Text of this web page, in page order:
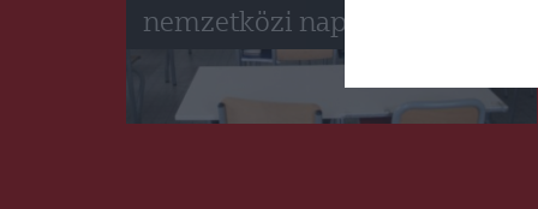
nemzetközi napja